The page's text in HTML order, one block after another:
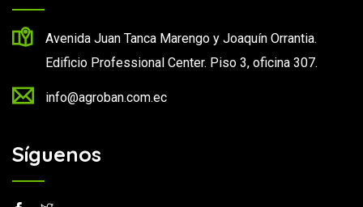
Avenida Juan Tanca Marengo y Joaquín Orrantia.
Edificio Professional Center. Piso 3, oficina 307.
info@agroban.com.ec
Síguenos